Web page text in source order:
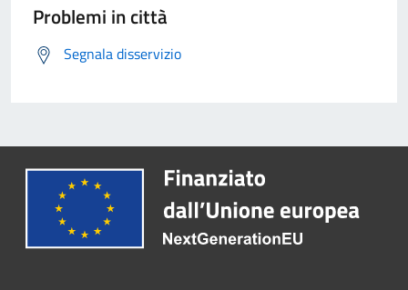
Problemi in città
Segnala disservizio